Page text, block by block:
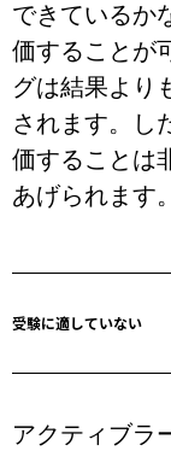
できているか
価することが
グは結果より
されます。し
価することは
あげられます。
受験に適していない
アクティブラ